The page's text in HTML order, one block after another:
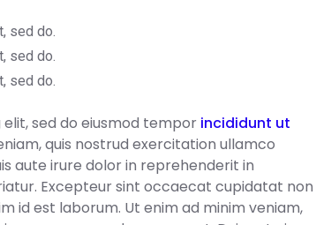
sed do.
sed do.
sed do.
sed do eiusmod tempor incididunt ut
quis nostrud exercitation ullamco
aute irure dolor in reprehenderit in
Excepteur sint occaecat cupidatat non
id est laborum. Ut enim ad minim veniam,